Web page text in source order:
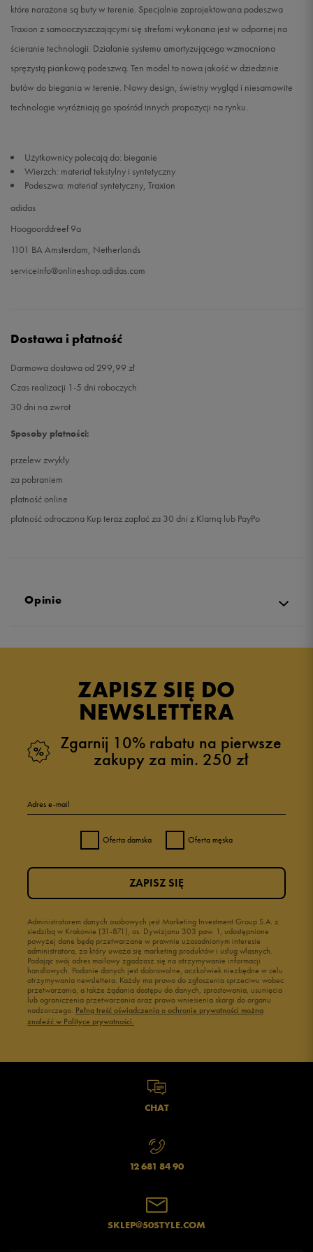
które narażone są buty w terenie. Specjalnie zaprojektowana podeszwa
Traxion z samooczyszczającymi się strefami wykonana jest w odpornej na
ścieranie technologii. Działanie systemu amortyzującego wzmocniono
sprężystą piankową podeszwą. Ten model to nowa jakość w dziedzinie
butów do biegania w terenie. Nowy design, świetny wygląd i niesamowite
technologie wyróżniają go spośród innych propozycji na rynku.
Użytkownicy polecają do: bieganie
Wierzch: materiał tekstylny i syntetyczny
Podeszwa: materiał syntetyczny, Traxion
adidas
Hoogoorddreef 9a
1101 BA Amsterdam, Netherlands
serviceinfo@onlineshop.adidas.com
Dostawa i płatność
Darmowa dostawa od 299,99 zł
Czas realizacji 1-5 dni roboczych
30 dni na zwrot
Sposoby płatności:
przelew zwykły
za pobraniem
płatność online
płatność odroczona Kup teraz zapłać za 30 dni z Klarną lub PayPo
Opinie
ZAPISZ SIĘ DO
NEWSLETTERA
Zgarnij 10% rabatu na pierwsze
zakupy za min. 250 zł
Adres e-mail
Oferta damska Oferta męska
Administratorem danych osobowych jest Marketing Investment Group S.A. z
siedzibą w Krakowie (31-871), os. Dywizjonu 303 paw. 1, udostępnione
powyżej dane będą przetwarzane w prawnie uzasadnionym interesie
administratora, za który uważa się marketing produktów i usług własnych.
Podając swój adres mailowy zgadzasz się na otrzymywanie informacji
handlowych. Podanie danych jest dobrowolne, aczkolwiek niezbędne w celu
otrzymywania newslettera. Każdy ma prawo do zgłoszenia sprzeciwu wobec
przetwarzania, a także żądania dostępu do danych, sprostowania, usunięcia
lub ograniczenia przetwarzania oraz prawo wniesienia skargi do organu
nadzorczego. Pełną treść oświadczenia o ochronie prywatności można
znaleźć w Polityce prywatności.
ZAPISZ SIĘ
CHAT
12 681 84 90
SKLEP@50STYLE.COM